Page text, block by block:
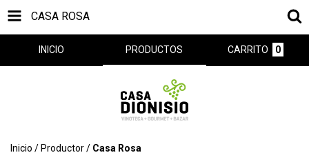
CASA ROSA
INICIO PRODUCTOS CARRITO 0
Inicio / Productor/ Casa Rosa